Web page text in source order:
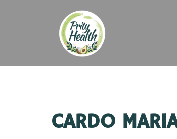
CARDO